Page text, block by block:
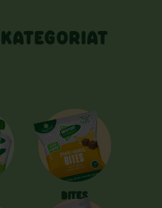
BITES